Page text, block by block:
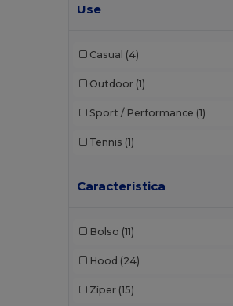
Use
Casual (4)
Outdoor (1)
Sport / Performance (1)
Tennis (1)
Característica
Bolso (11)
Hood (24)
Zíper (15)